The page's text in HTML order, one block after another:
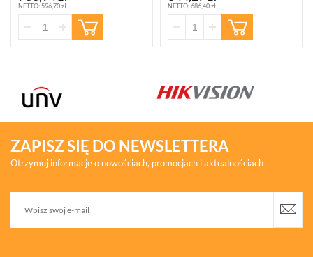
NETTO: 596,70 zł NETTO: 686,40 zł
ZAPISZ SIĘ DO NEWSLETTERA
Otrzymuj informacje o nowościach, promocjach i aktualnościach